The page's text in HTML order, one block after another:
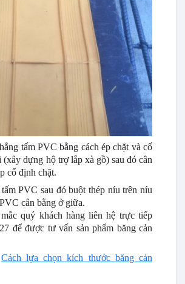
tấm PVC bằng cách ép chặt và cố
dựng hộ trợ lắp xà gồ) sau đó cân
cố định chặt.
PVC sau đó buột thép níu trên níu
cân bằng ở giữa.
quý khách hàng liên hệ trực tiếp
để được tư vấn sản phẩm băng cản
Cách lựa chọn kích thước băng cản